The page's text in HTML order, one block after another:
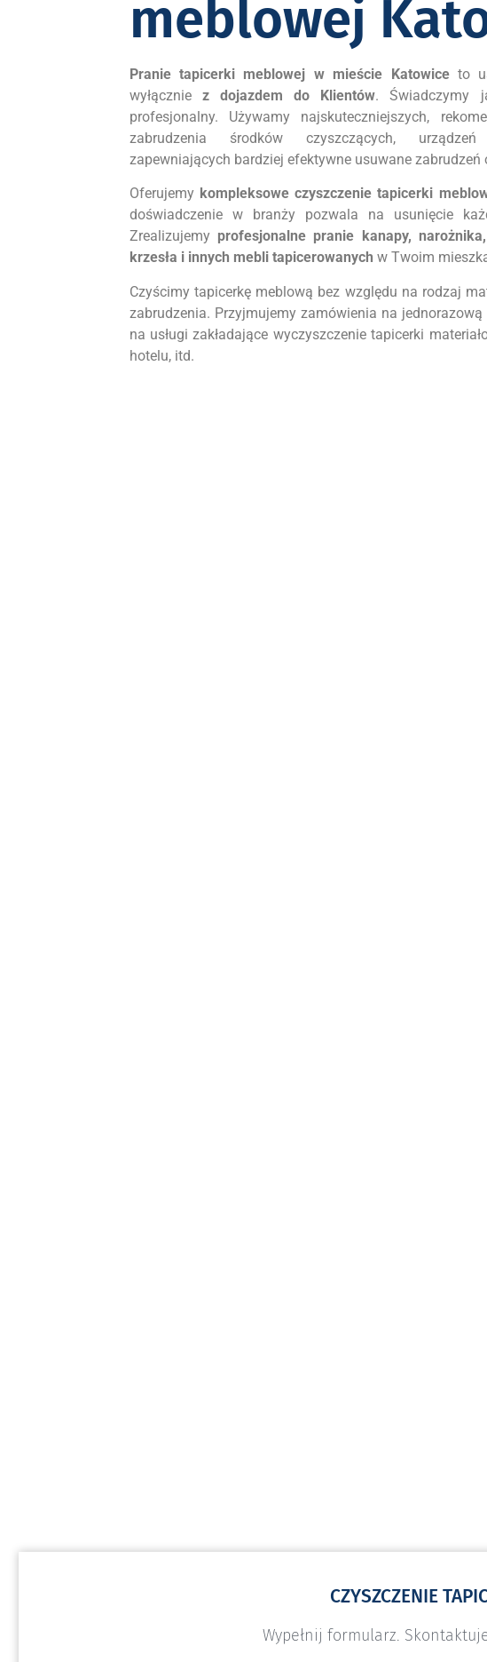
meblowej
Pranie tapicerki meblowej w mieście Katowiceto
wyłącznie z dojazdem do Klientów. Świadczymy
profesjonalny. Używamy najskuteczniejszych,
zabrudzenia środków czyszczących,
zapewniających bardziej efektywne usuwane zabrudzeń
Oferujemy kompleksowe czyszczenie tapicerki
doświadczenie w branży pozwala na usunięcie
Zrealizujemy profesjonalne pranie kanapy,
krzesła i innych mebli tapicerowanych w Twoim
Czyścimy tapicerkę meblową bez względu na rodzaj
zabrudzenia. Przyjmujemy zamówienia na jednorazową
na usługi zakładające wyczyszczenie tapicerki
hotelu, itd.
CZYSZCZENIE
Wypełnij formularz.